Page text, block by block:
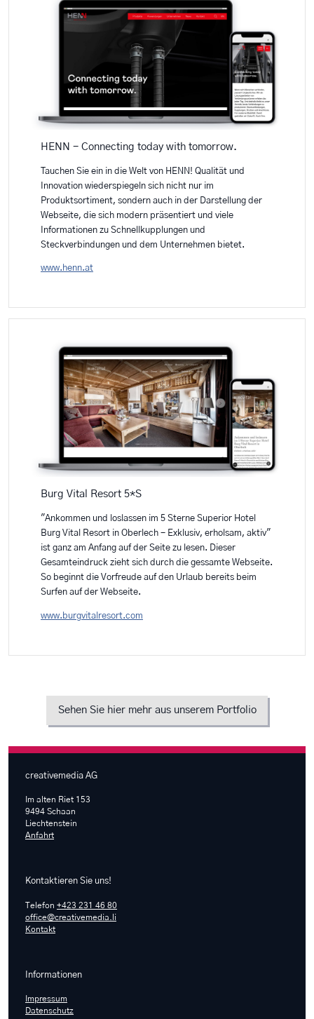
HENN - Connecting today with tomorrow.
Tauchen Sie ein in die Welt von HENN! Qualität und
Innovation wiederspiegeln sich nicht nur im
Produktsortiment, sondern auch in der Darstellung der
Webseite, die sich modern präsentiert und viele
Informationen zu Schnellkupplungen und
Steckverbindungen und dem Unternehmen bietet.
www.henn.at
Burg Vital Resort 5*S
"Ankommen und loslassen im 5 Sterne Superior Hotel
Burg Vital Resort in Oberlech - Exklusiv, erholsam, aktiv"
ist ganz am Anfang auf der Seite zu lesen. Dieser
Gesamteindruck zieht sich durch die gessamte Webseite.
So beginnt die Vorfreude auf den Urlaub bereits beim
Surfen auf der Webseite.
www.burgvitalresort.com
Sehen Sie hier mehr aus unserem Portfolio
creativemedia AG
Im alten Riet 153
9494 Schaan
Liechtenstein
Anfahrt
Kontaktieren Sie uns!
Telefon +423 231 46 80
office@creativemedia.li
Kontakt
Informationen
Impressum
Datenschutz